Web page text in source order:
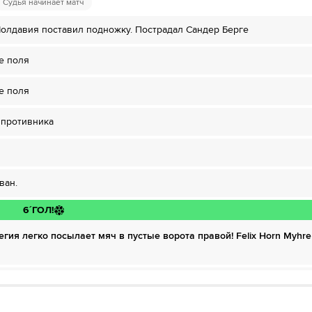
качестве в течение 7-и дней всего за 1₽
отвязать карту для последующего списания в течение 7 дней.
НТВ ПЛЮС»
качестве в течение 7-и дней всего за 1₽
ТВ»
Судья начинает матч
поставил подножку. Пострадал Сандер Берге
поля
поля
6´ГОЛ!
легко посылает мяч в пустые ворота правой! Felix Horn Myhre